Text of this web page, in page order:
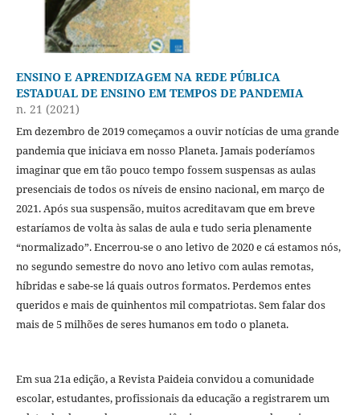
ENSINO E APRENDIZAGEM NA REDE PÚBLICA
ESTADUAL DE ENSINO EM TEMPOS DE PANDEMIA
n. 21 (2021)
Em dezembro de 2019 começamos a ouvir notícias de uma grande
pandemia que iniciava em nosso Planeta. Jamais poderíamos
imaginar que em tão pouco tempo fossem suspensas as aulas
presenciais de todos os níveis de ensino nacional, em março de
2021. Após sua suspensão, muitos acreditavam que em breve
estaríamos de volta às salas de aula e tudo seria plenamente
“normalizado”. Encerrou-se o ano letivo de 2020 e cá estamos nós,
no segundo semestre do novo ano letivo com aulas remotas,
híbridas e sabe-se lá quais outros formatos. Perdemos entes
queridos e mais de quinhentos mil compatriotas. Sem falar dos
mais de 5 milhões de seres humanos em todo o planeta.
Em sua 21a edição, a Revista Paideia convidou a comunidade
escolar, estudantes, profissionais da educação a registrarem um